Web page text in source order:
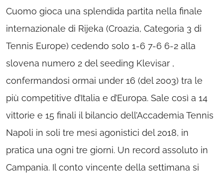
Cuomo gioca una splendida partita nella finale
internazionale di Rijeka (Croazia, Categoria 3 di
Tennis Europe) cedendo solo 1-6 7-6 6-2 alla
slovena numero 2 del seeding Klevisar ,
confermandosi ormai under 16 (del 2003) tra le
più competitive d’Italia e d’Europa. Sale così a 14
vittorie e 15 finali il bilancio dell’Accademia Tennis
Napoli in soli tre mesi agonistici del 2018, in
pratica una ogni tre giorni. Un record assoluto in
Campania. Il conto vincente della settimana si